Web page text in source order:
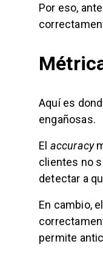
Por eso,
Aquí es
engañosas.
El accuracy
clientes no
detectar a
En cambio, el
permite